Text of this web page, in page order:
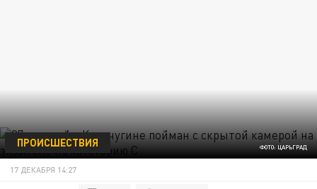
ФОТО: ЦАРЬГРАД
ПРОИСШЕСТВИЯ
17 ДЕКАБРЯ 14:27